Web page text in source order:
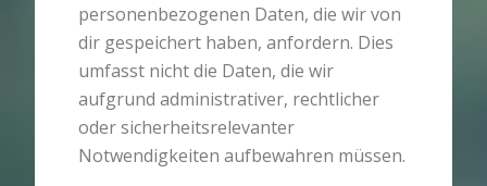
personenbezogenen Daten, die wir von
dir gespeichert haben, anfordern. Dies
umfasst nicht die Daten, die wir
aufgrund administrativer, rechtlicher
oder sicherheitsrelevanter
Notwendigkeiten aufbewahren müssen.